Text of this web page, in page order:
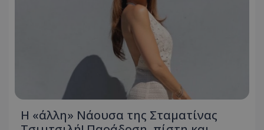
Η «άλλη» Νάουσα της Σταματίνας